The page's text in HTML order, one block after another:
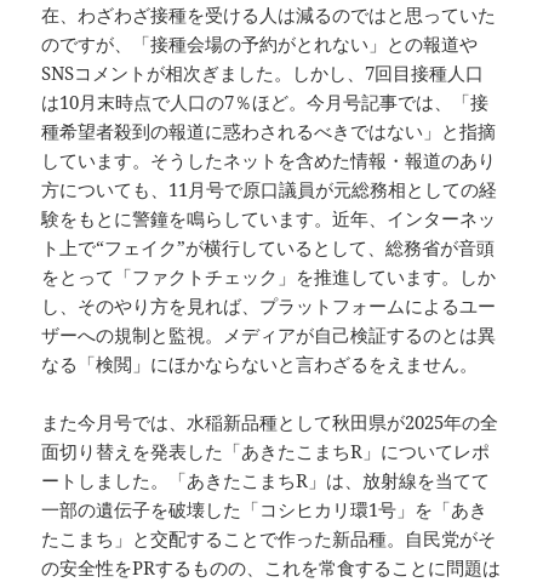
在、わざわざ接種を受ける人は減るのではと思っていた
のですが、「接種会場の予約がとれない」との報道や
SNSコメントが相次ぎました。しかし、7回目接種人口
は10月末時点で人口の7％ほど。今月号記事では、「接
種希望者殺到の報道に惑わされるべきではない」と指摘
しています。そうしたネットを含めた情報・報道のあり
方についても、11月号で原口議員が元総務相としての経
験をもとに警鐘を鳴らしています。近年、インターネッ
ト上で“フェイク”が横行しているとして、総務省が音頭
をとって「ファクトチェック」を推進しています。しか
し、そのやり方を見れば、プラットフォームによるユー
ザーへの規制と監視。メディアが自己検証するのとは異
なる「検閲」にほかならないと言わざるをえません。
また今月号では、水稲新品種として秋田県が2025年の全
面切り替えを発表した「あきたこまちR」についてレポ
ートしました。「あきたこまちR」は、放射線を当てて
一部の遺伝子を破壊した「コシヒカリ環1号」を「あき
たこまち」と交配することで作った新品種。自民党がそ
の安全性をPRするものの、これを常食することに問題は